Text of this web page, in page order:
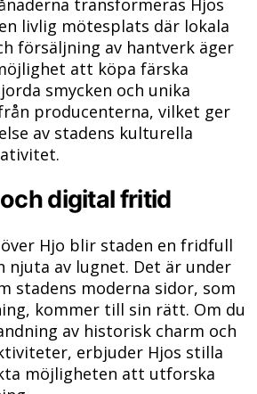
transformeras Hjos
livlig mötesplats där lokala
försäljning av hantverk äger
att köpa färska
smycken och unika
producenterna, vilket ger
av stadens kulturella
digital fritid
Hjo blir staden en fridfull
njuta av lugnet. Det är under
stadens moderna sidor, som
kommer till sin rätt. Om du
av historisk charm och
erbjuder Hjos stilla
möjligheten att utforska